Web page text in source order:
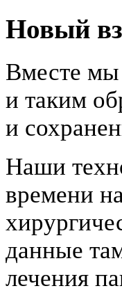
Новый
Вместе мы
и таким
и
Наши
времени
данные
лечения